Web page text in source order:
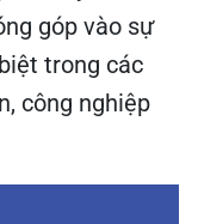
góp vào sự
trong các
công nghiệp